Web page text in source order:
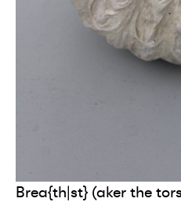
Brea{th|st} (aker the